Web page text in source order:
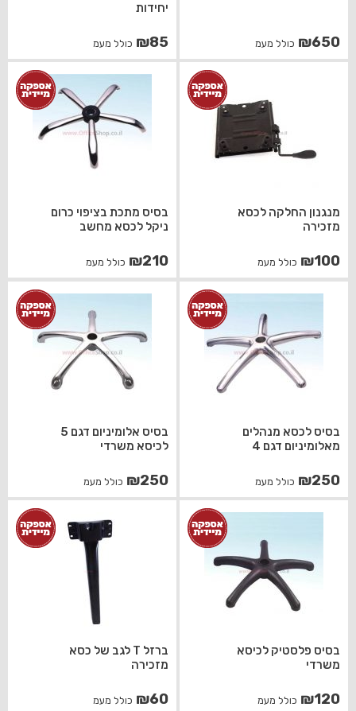
₪650 כולל מעמ
יחידות
₪85 כולל מעמ
מנגנון החלקה לכסא
מזכירה
₪100 כולל מעמ
בסיס מתכת בציפוי כרום
ניקל לכסא מחשב
₪210 כולל מעמ
בסיס לכסא מנהלים
מאלומיניום דגם 4
₪250 כולל מעמ
בסיס אלומיניום דגם 5
לכיסא משרדי
₪250 כולל מעמ
בסיס פלסטיק לכיסא
משרדי
₪120 כולל מעמ
ברזל T לגב של כסא
מזכירה
₪60 כולל מעמ